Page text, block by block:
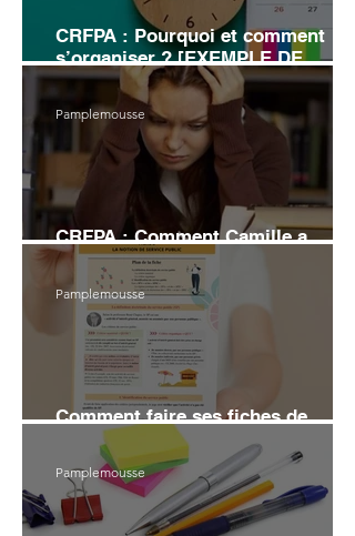
CRFPA : Pourquoi et comment
s’organiser ? [EXEMPLE DE
PLANNING]
CRFPA : Comment Camille a
échoué au grand Oral
Pamplemousse
Comment faire ses fiches de
révision en droit (6 conseils)
Pamplemousse
Pamplemousse